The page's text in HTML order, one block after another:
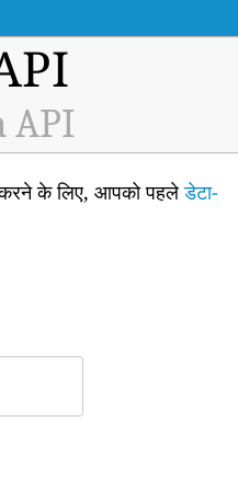
API
करने के लिए, आपको पहलेडेटा-